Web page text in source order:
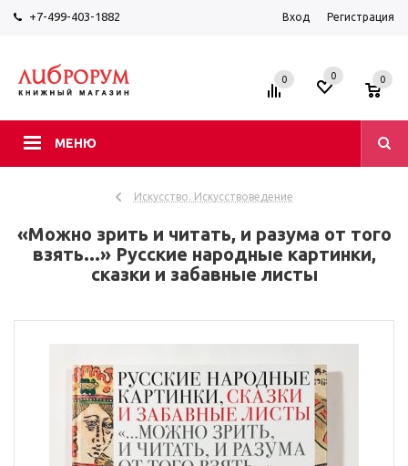
+7-499-403-1882 Вход Регистрация
МЕНЮ
0 0 0
Искусство. Искусствоведение
«Можно зрить и читать, и разума от того
взять...» Русские народные картинки,
сказки и забавные листы